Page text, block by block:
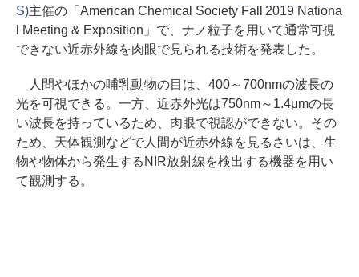
S)主催の「American Chemical Society Fall 2019 Nationa
l Meeting & Exposition」で、ナノ粒子を用いて通常可視
できない近赤外線を肉眼で見られる技術を発表した。
人間やほかの哺乳動物の目は、400～700nmの波長の
光を可視できる。一方、近赤外光は750nm～1.4μmの長
い波長を持っているため、肉眼で視認ができない。その
ため、天体観測などで人間が近赤外線を見るさいは、生
物や物体から発生するNIR放射線を検出する機器を用い
て観測する。